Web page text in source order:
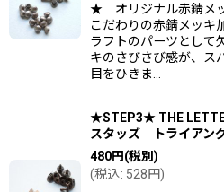
★ オリジナル赤錆メ
こだわりの赤錆メッキ
ラフトのパーツとして
キのさびさび感が、ス
目をひきま…
★STEP3★ THE
スタッズ トライアン
480円(税別)
(税込: 528円)